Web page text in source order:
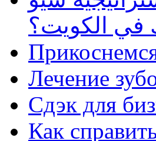
في الكويت؟
Лечение
Сдэк для
Как